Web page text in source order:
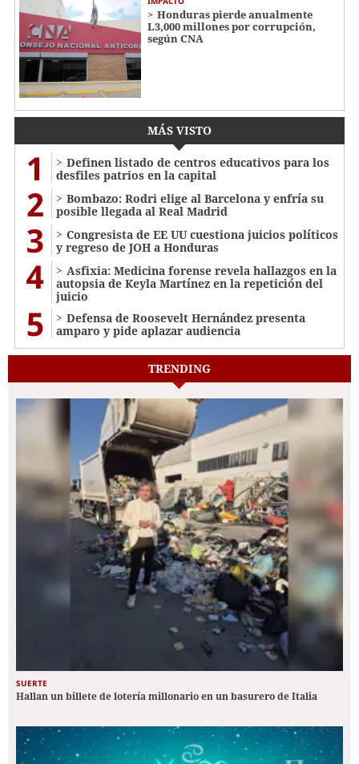
Honduras pierde anualmente
L3,000 millones por corrupción,
según CNA
MÁS VISTO
1
Definen listado de centros educativos para los
desfiles patrios en la capital
2
Bombazo: Rodri elige al Barcelona y enfría su
posible llegada al Real Madrid
3
Congresista de EE UU cuestiona juicios políticos
y regreso de JOH a Honduras
4
Asfixia: Medicina forense revela hallazgos en la
autopsia de Keyla Martínez en la repetición del
juicio
5
Defensa de Roosevelt Hernández presenta
amparo y pide aplazar audiencia
TRENDING
SUERTE
Hallan un billete de lotería millonario en un basurero de Italia